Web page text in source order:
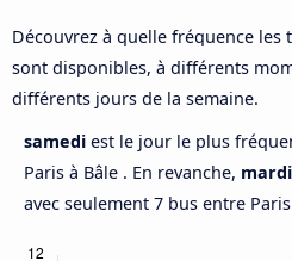
Découvrez à quelle fréquence les
sont disponibles, à différents
différents jours de la semaine.
samedi est le jour le plus
Paris à Bâle . En revanche, mardi
avec seulement 7 bus entre